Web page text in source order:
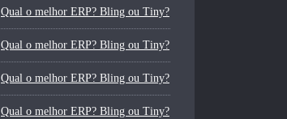
Qual o melhor ERP? Bling ou Tiny?
Qual o melhor ERP? Bling ou Tiny?
Qual o melhor ERP? Bling ou Tiny?
Qual o melhor ERP? Bling ou Tiny?